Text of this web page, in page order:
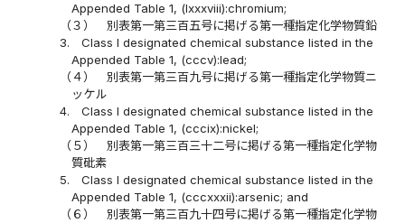
Appended Table 1, (lxxxviii):chromium;
（３）
別表第一第三百五号に掲げる第一種指定化学物質鉛
3.
Class I designated chemical substance listed in the
Appended Table 1, (cccv):lead;
（４）
別表第一第三百九号に掲げる第一種指定化学物質ニ
ッケル
4.
Class I designated chemical substance listed in the
Appended Table 1, (cccix):nickel;
（５）
別表第一第三百三十二号に掲げる第一種指定化学物
質砒素
5.
Class I designated chemical substance listed in the
Appended Table 1, (cccxxxii):arsenic; and
（６）
別表第一第三百九十四号に掲げる第一種指定化学物